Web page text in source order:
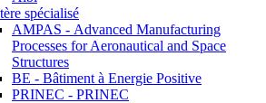
spécialisé
AMPAS - Advanced Manufacturing
Processes for Aeronautical and Space
Structures
BE - Bâtiment à Energie Positive
PRINEC - PRINEC